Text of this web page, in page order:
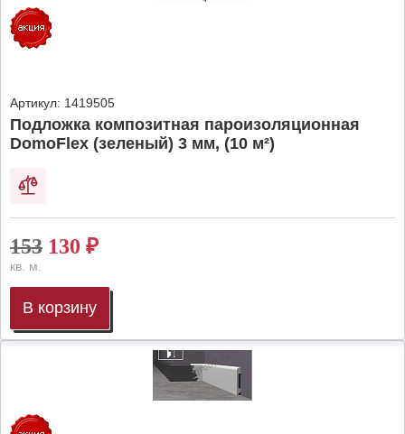
Артикул: 1419505
Подложка композитная пароизоляционная
DomoFlex (зеленый) 3 мм, (10 м²)
153 130 ₽
кв. м.
В корзину